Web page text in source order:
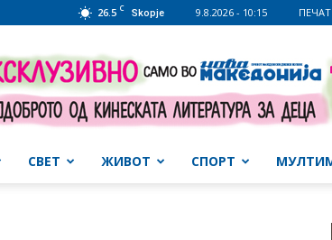
26.5 C Skopje 9.8.2026 - 10:15
СВЕТ ЖИВОТ СПОРТ